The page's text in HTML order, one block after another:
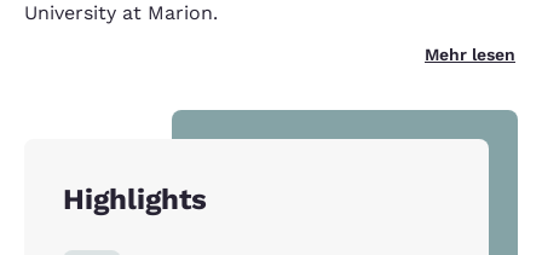
University at Marion.
Mehr lesen
Highlights